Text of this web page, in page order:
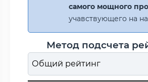
самого мощного
учавствующего на
Метод подсчета